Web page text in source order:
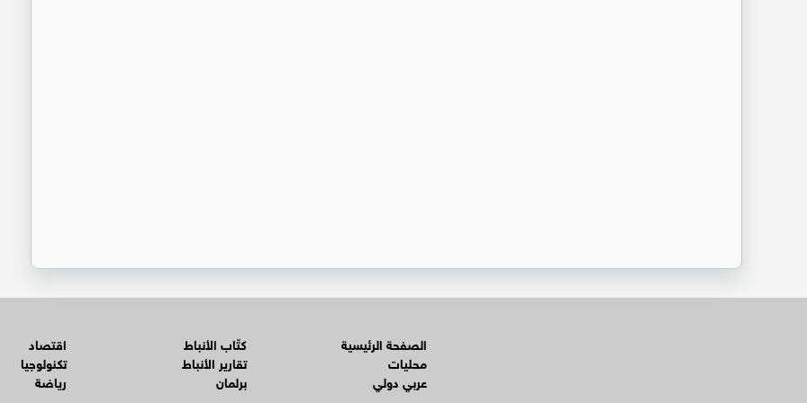
الصفحة الرئيسية
محليات
عربي دولي
كتّاب الأنباط
تقارير الأنباط
برلمان
اقتصاد
تكنولوجيا
رياضة